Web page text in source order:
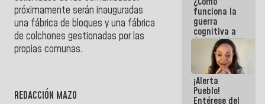
próximamente serán inauguradas
una fábrica de bloques y una fábrica
de colchones gestionadas por las
propias comunas.
REDACCIÓN MAZO
Eléctrico
Nacional
funciona la
guerra
cognitiva a
favor de la
narrativa
hegemónica?
(1)
¡Alerta
Pueblo!
Entérese del